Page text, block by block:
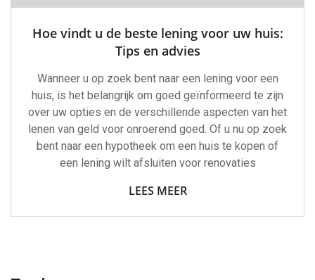
Hoe vindt u de beste lening voor uw huis:
Tips en advies
Wanneer u op zoek bent naar een lening voor een
huis, is het belangrijk om goed geïnformeerd te zijn
over uw opties en de verschillende aspecten van het
lenen van geld voor onroerend goed. Of u nu op zoek
bent naar een hypotheek om een huis te kopen of
een lening wilt afsluiten voor renovaties
LEES MEER